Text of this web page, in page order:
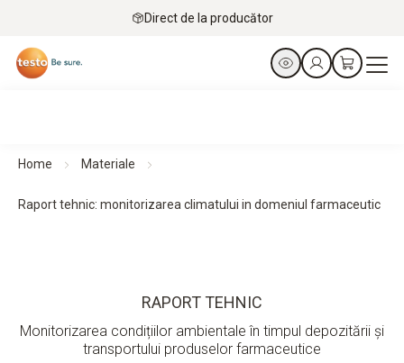
Direct de la producător
Home Materiale
Raport tehnic: monitorizarea climatului in domeniul farmaceutic
RAPORT TEHNIC
Monitorizarea condițiilor ambientale în timpul depozitării și
transportului produselor farmaceutice